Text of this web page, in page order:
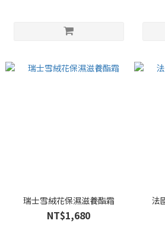
瑞士雪絨花保濕滋養酯霜
NT$1,680
法